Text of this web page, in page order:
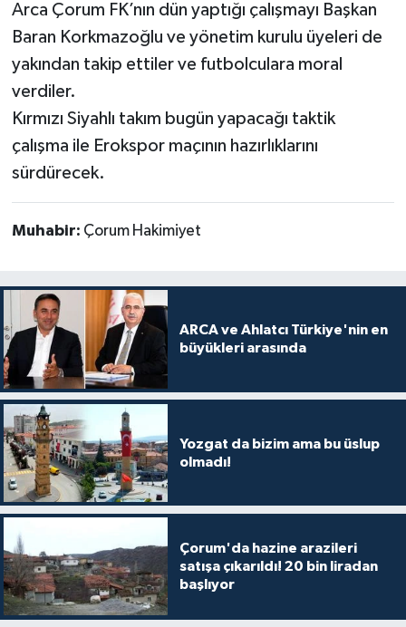
Arca Çorum FK’nın dün yaptığı çalışmayı Başkan
Baran Korkmazoğlu ve yönetim kurulu üyeleri de
yakından takip ettiler ve futbolculara moral
verdiler.
Kırmızı Siyahlı takım bugün yapacağı taktik
çalışma ile Erokspor maçının hazırlıklarını
sürdürecek.
Muhabir: Çorum Hakimiyet
ARCA ve Ahlatcı Türkiye'nin en
büyükleri arasında
Yozgat da bizim ama bu üslup
olmadı!
Çorum'da hazine arazileri
satışa çıkarıldı! 20 bin liradan
başlıyor